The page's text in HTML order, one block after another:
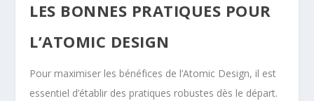
LES BONNES PRATIQUES POUR
L’ATOMIC DESIGN
Pour maximiser les bénéfices de l’Atomic Design, il est
essentiel d’établir des pratiques robustes dès le départ.